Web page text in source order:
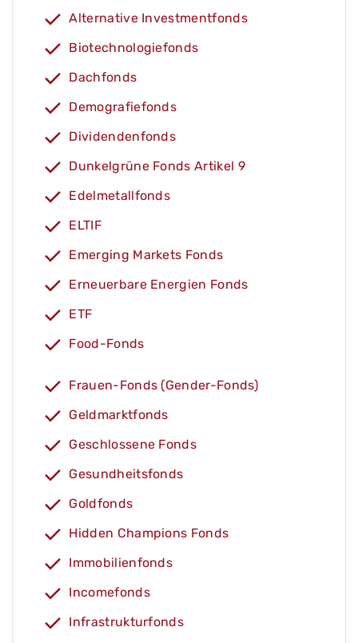
Alternative Investmentfonds
Biotechnologiefonds
Dachfonds
Demografiefonds
Dividendenfonds
Dunkelgrüne Fonds Artikel 9
Edelmetallfonds
ELTIF
Emerging Markets Fonds
Erneuerbare Energien Fonds
ETF
Food-Fonds
Frauen-Fonds (Gender-Fonds)
Geldmarktfonds
Geschlossene Fonds
Gesundheitsfonds
Goldfonds
Hidden Champions Fonds
Immobilienfonds
Incomefonds
Infrastrukturfonds